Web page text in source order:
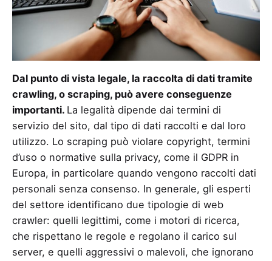
Dal punto di vista legale, la raccolta di dati tramite
crawling, o scraping, può avere conseguenze
importanti. La legalità dipende dai termini di
servizio del sito, dal tipo di dati raccolti e dal loro
utilizzo. Lo scraping può violare copyright, termini
d’uso o normative sulla privacy, come il GDPR in
Europa, in particolare quando vengono raccolti dati
personali senza consenso. In generale, gli esperti
del settore identificano due tipologie di web
crawler: quelli legittimi, come i motori di ricerca,
che rispettano le regole e regolano il carico sul
server, e quelli aggressivi o malevoli, che ignorano